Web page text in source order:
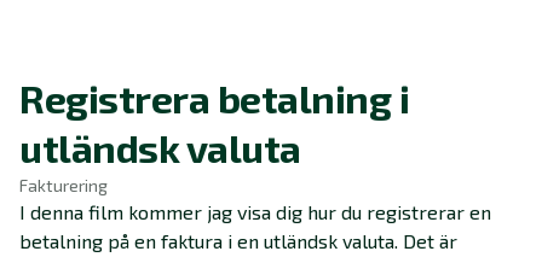
Registrera betalning i
utländsk valuta
Fakturering
I denna film kommer jag visa dig hur du registrerar en
betalning på en faktura i en utländsk valuta. Det är